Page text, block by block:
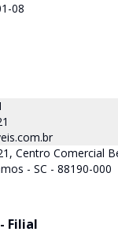
08
Centro Comercial
- SC - 88190-000
Filial